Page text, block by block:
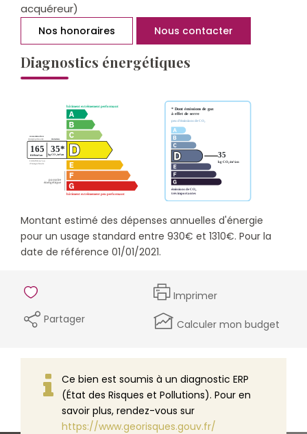
acquéreur)
Nos honoraires Nous contacter
Diagnostics énergétiques
Montant estimé des dépenses annuelles d'énergie
pour un usage standard entre 930€ et 1310€. Pour la
date de référence 01/01/2021.
Imprimer
Partager
Calculer mon budget
Ce bien est soumis à un diagnostic ERP
(État des Risques et Pollutions). Pour en
savoir plus, rendez-vous sur
https://www.georisques.gouv.fr/